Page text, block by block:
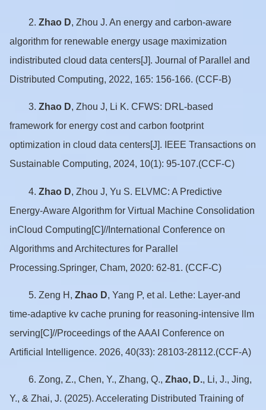
2. Zhao D, Zhou J. An energy and carbon-aware
algorithm for renewable energy usage maximization
indistributed cloud data centers[J]. Journal of Parallel and
Distributed Computing, 2022, 165: 156-166. (CCF-B)
3. Zhao D, Zhou J, Li K. CFWS: DRL-based
framework for energy cost and carbon footprint
optimization in cloud data centers[J]. IEEE Transactions on
Sustainable Computing, 2024, 10(1): 95-107.(CCF-C)
4. Zhao D, Zhou J, Yu S. ELVMC: A Predictive
Energy-Aware Algorithm for Virtual Machine Consolidation
inCloud Computing[C]//International Conference on
Algorithms and Architectures for Parallel
Processing.Springer, Cham, 2020: 62-81. (CCF-C)
5. Zeng H, Zhao D, Yang P, et al. Lethe: Layer-and
time-adaptive kv cache pruning for reasoning-intensive llm
serving[C]//Proceedings of the AAAI Conference on
Artificial Intelligence. 2026, 40(33): 28103-28112.(CCF-A)
6. Zong, Z., Chen, Y., Zhang, Q., Zhao, D., Li, J., Jing,
Y., & Zhai, J. (2025). Accelerating Distributed Training of